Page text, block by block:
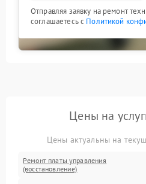
Отправляя заявку на ремонт
соглашаетесь с Политикой
Цены на
Цены актуальны на
Ремонт платы управления
(восстановление)